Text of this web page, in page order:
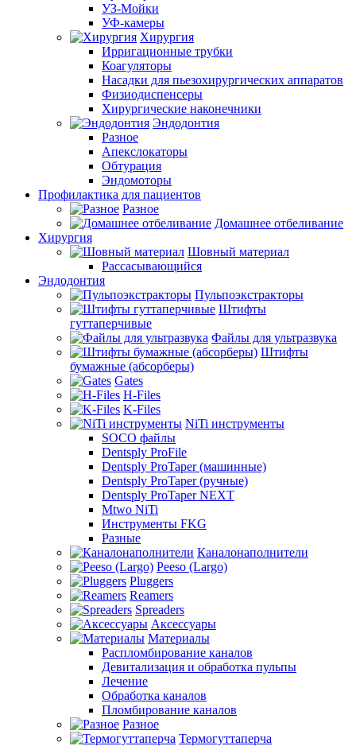
УЗ-Мойки
УФ-камеры
Хирургия
Ирригационные трубки
Коагуляторы
Насадки для пьезохирургических аппаратов
Физиодиспенсеры
Хирургические наконечники
Эндодонтия
Разное
Апекслокаторы
Обтурация
Эндомоторы
Профилактика для пациентов
Разное
Домашнее отбеливание
Хирургия
Шовный материал
Рассасывающийся
Эндодонтия
Пульпоэкстракторы
Штифты
гуттаперчивые
Файлы для ультразвука
Штифты
бумажные (абсорберы)
Gates
H-Files
K-Files
NiTi инструменты
SOCO файлы
Dentsply ProFile
Dentsply ProTaper (машинные)
Dentsply ProTaper (ручные)
Dentsply ProTaper NEXT
Mtwo NiTi
Инструменты FKG
Разные
Каналонаполнители
Peeso (Largo)
Pluggers
Reamers
Spreaders
Аксессуары
Материалы
Распломбирование каналов
Девитализация и обработка пульпы
Лечение
Обработка каналов
Пломбирование каналов
Разное
Термогуттаперча